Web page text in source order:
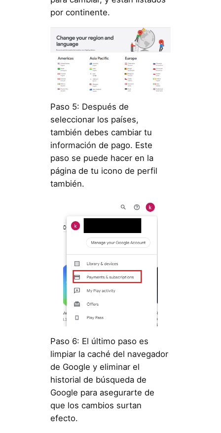
por continente.
Paso 5: Después de
seleccionar los países,
también debes cambiar tu
información de pago. Este
paso se puede hacer en la
página de tu icono de perfil
también.
Paso 6: El último paso es
limpiar la caché del navegador
de Google y eliminar el
historial de búsqueda de
Google para asegurarte de
que los cambios surtan
efecto.